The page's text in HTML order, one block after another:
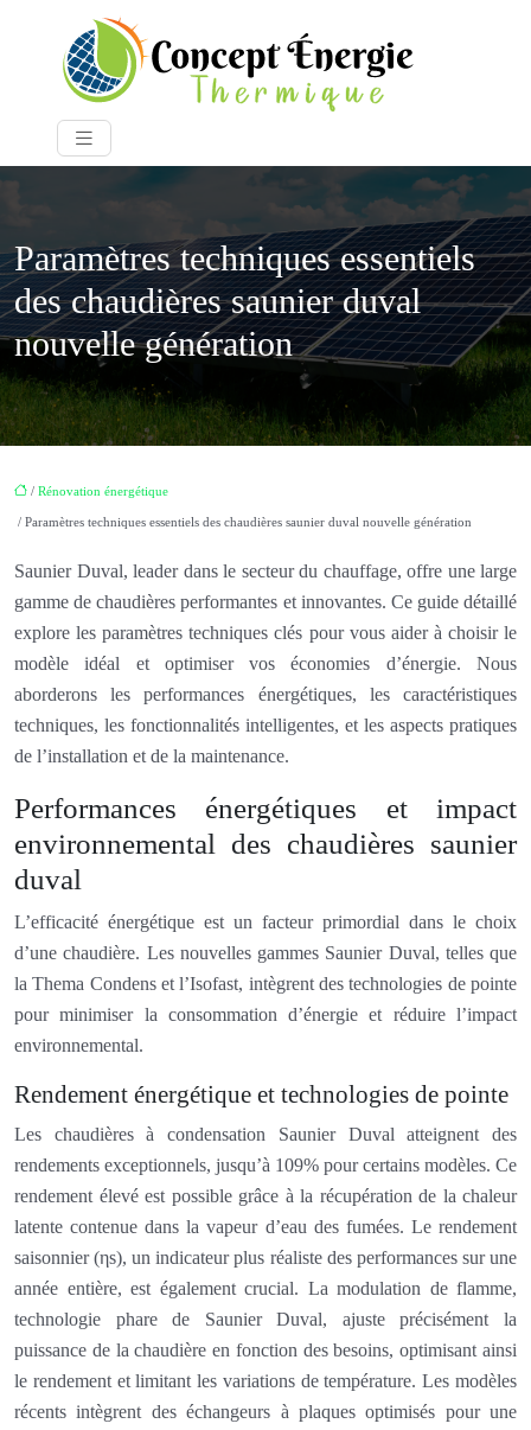
Paramètres techniques essentiels
des chaudières saunier duval
nouvelle génération
/ Rénovation énergétique
/ Paramètres techniques essentiels des chaudières saunier duval nouvelle génération
Saunier Duval, leader dans le secteur du chauffage, offre une large
gamme de chaudières performantes et innovantes. Ce guide détaillé
explore les paramètres techniques clés pour vous aider à choisir le
modèle idéal et optimiser vos économies d’énergie. Nous
aborderons les performances énergétiques, les caractéristiques
techniques, les fonctionnalités intelligentes, et les aspects pratiques
de l’installation et de la maintenance.
Performances énergétiques et impact
environnemental des chaudières saunier
duval
L’efficacité énergétique est un facteur primordial dans le choix
d’une chaudière. Les nouvelles gammes Saunier Duval, telles que
la Thema Condens et l’Isofast, intègrent des technologies de pointe
pour minimiser la consommation d’énergie et réduire l’impact
environnemental.
Rendement énergétique et technologies de pointe
Les chaudières à condensation Saunier Duval atteignent des
rendements exceptionnels, jusqu’à 109% pour certains modèles. Ce
rendement élevé est possible grâce à la récupération de la chaleur
latente contenue dans la vapeur d’eau des fumées. Le rendement
saisonnier (ηs), un indicateur plus réaliste des performances sur une
année entière, est également crucial. La modulation de flamme,
technologie phare de Saunier Duval, ajuste précisément la
puissance de la chaudière en fonction des besoins, optimisant ainsi
le rendement et limitant les variations de température. Les modèles
récents intègrent des échangeurs à plaques optimisés pour une